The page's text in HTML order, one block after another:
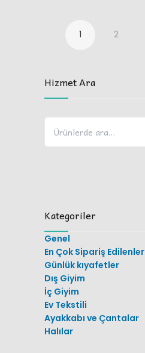
1 2
Hizmet Ara
Kategoriler
Genel
En Çok Sipariş Edilenler
Günlük kıyafetler
Dış Giyim
İç Giyim
Ev Tekstili
Ayakkabı ve Çantalar
Halılar